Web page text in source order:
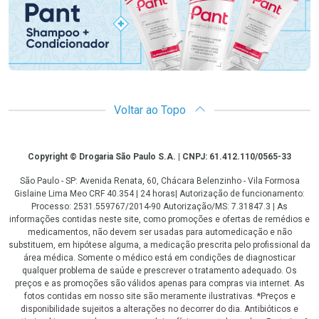
Voltar ao Topo
CopyrightCopyright © Drogaria São Paulo S.A. | CNPJ: 61.412.110/0565-33
São Paulo - SP: Avenida Renata, 60, Chácara Belenzinho - Vila Formosa
Gislaine Lima Meo CRF 40.354 | 24 horas| Autorização de funcionamento:
Processo: 2531.559767/2014-90 Autorização/MS: 7.31847.3 | As
informações contidas neste site, como promoções e ofertas de remédios e
medicamentos, não devem ser usadas para automedicação e não
substituem, em hipótese alguma, a medicação prescrita pelo profissional da
área médica. Somente o médico está em condições de diagnosticar
qualquer problema de saúde e prescrever o tratamento adequado. Os
preços e as promoções são válidos apenas para compras via internet. As
fotos contidas em nosso site são meramente ilustrativas. *Preços e
disponibilidade sujeitos a alterações no decorrer do dia. Antibióticos e